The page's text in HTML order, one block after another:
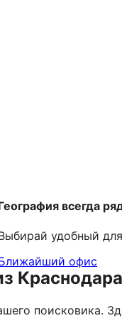
всегда
удобный
офис
Краснодара
поисковика.